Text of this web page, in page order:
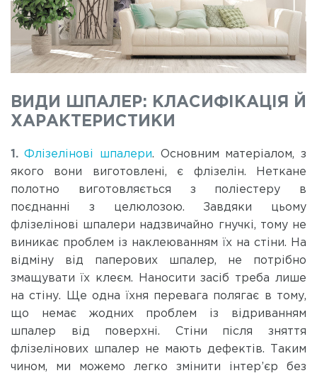
ВИДИ ШПАЛЕР: КЛАСИФІКАЦІЯ Й
ХАРАКТЕРИСТИКИ
Флізелінові шпалери. Основним матеріалом, з
якого вони виготовлені, є флізелін. Неткане
полотно виготовляється з поліестеру в
поєднанні з целюлозою. Завдяки цьому
флізелінові шпалери надзвичайно гнучкі, тому не
виникає проблем із наклеюванням їх на стіни. На
відміну від паперових шпалер, не потрібно
змащувати їх клеєм. Наносити засіб треба лише
на стіну. Ще одна їхня перевага полягає в тому,
що немає жодних проблем із відриванням
шпалер від поверхні. Стіни після зняття
флізелінових шпалер не мають дефектів. Таким
чином, ми можемо легко змінити інтер’єр без